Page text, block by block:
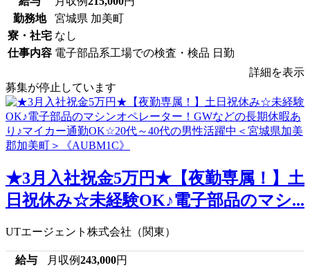
勤務地
宮城県 加美町
寮・社宅 なし
仕事内容 電子部品系工場での検査・検品 日勤
詳細を表示
募集が停止しています
★3月入社祝金5万円★【夜勤専属！】土
日祝休み☆未経験OK♪電子部品のマシ...
UTエージェント株式会社（関東）
給与 月収例243,000円